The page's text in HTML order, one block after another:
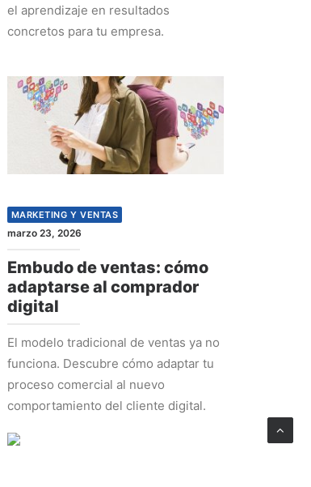
el aprendizaje en resultados
concretos para tu empresa.
MARKETING Y VENTAS
marzo 23, 2026
Embudo de ventas: cómo
adaptarse al comprador
digital
El modelo tradicional de ventas ya no
funciona. Descubre cómo adaptar tu
proceso comercial al nuevo
comportamiento del cliente digital.